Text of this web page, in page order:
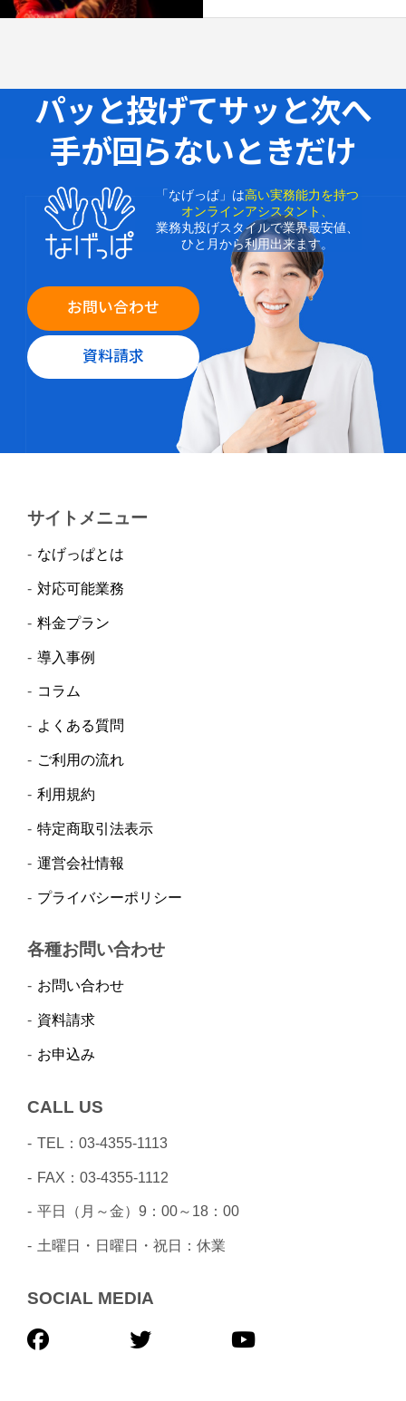
パッと投げてサッと次へ
手が回らないときだけ
「なげっぱ」は高い実務能力を持つ
オンラインアシスタント、
業務丸投げスタイルで業界最安値、
ひと月から利用出来ます。
お問い合わせ
資料請求
サイトメニュー
なげっぱとは
対応可能業務
料金プラン
導入事例
コラム
よくある質問
ご利用の流れ
利用規約
特定商取引法表示
運営会社情報
プライバシーポリシー
各種お問い合わせ
お問い合わせ
資料請求
お申込み
CALL US
TEL：03-4355-1113
FAX：03-4355-1112
平日（月～金）9：00～18：00
土曜日・日曜日・祝日：休業
SOCIAL MEDIA